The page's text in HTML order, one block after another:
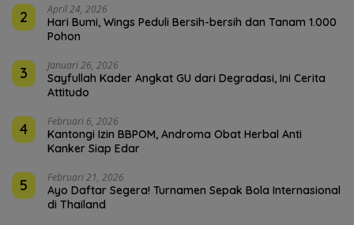
2 April 24, 2026
Hari Bumi, Wings Peduli Bersih-bersih dan Tanam 1.000
Pohon
3 Januari 26, 2026
Sayfullah Kader Angkat GU dari Degradasi, Ini Cerita
Attitudo
4 Februari 6, 2026
Kantongi Izin BBPOM, Androma Obat Herbal Anti
Kanker Siap Edar
5 Februari 21, 2026
Ayo Daftar Segera! Turnamen Sepak Bola Internasional
di Thailand